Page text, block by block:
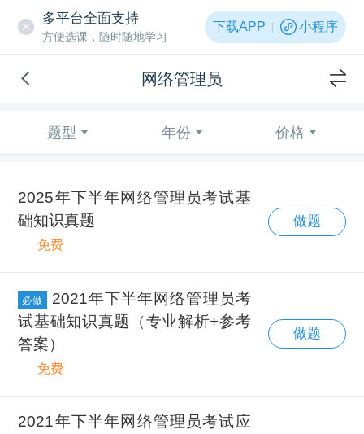
多平台全面支持
方便选课，随时随地学习
下载APP 小程序
网络管理员
题型 年份 价格
2025年下半年网络管理员考试基
础知识真题
免费
做题
必做
2021年下半年网络管理员考
试基础知识真题（专业解析+参考
答案）
免费
做题
2021年下半年网络管理员考试应